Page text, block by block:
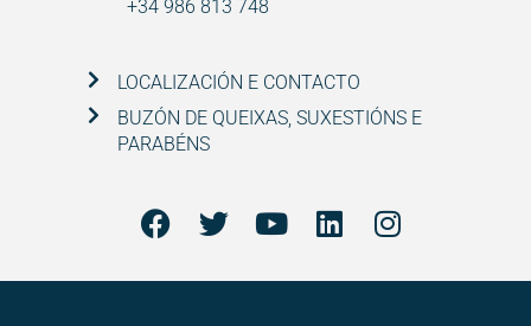
+34 986 813 748
LOCALIZACIÓN E CONTACTO
BUZÓN DE QUEIXAS, SUXESTIÓNS E
PARABÉNS